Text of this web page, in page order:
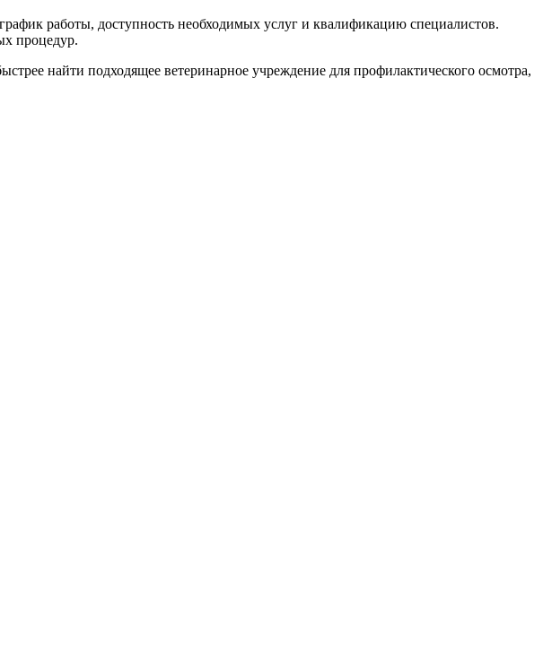
работы, доступность необходимых услуг и квалификацию специалистов.
процедур.
найти подходящее ветеринарное учреждение для профилактического осмотра,